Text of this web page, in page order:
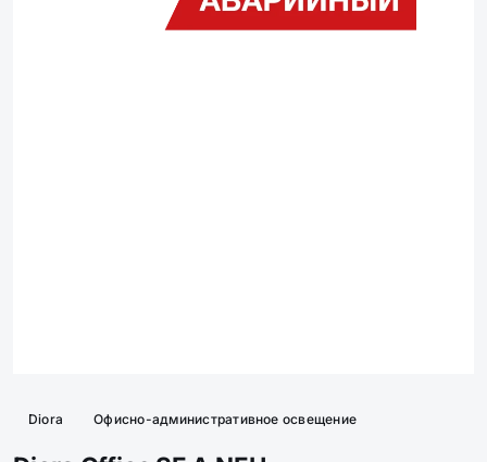
Diora Офисно-административное освещение